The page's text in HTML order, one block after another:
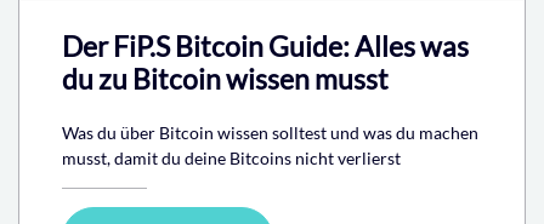
Der FiP.S Bitcoin Guide: Alles was
du zu Bitcoin wissen musst
Was du über Bitcoin wissen solltest und was du machen
musst, damit du deine Bitcoins nicht verlierst